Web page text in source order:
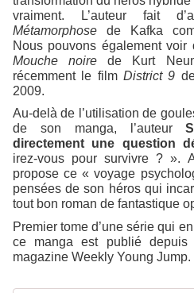
vraiment. L’auteur fait
Métamorphose de Kafka
Nous pouvons également voir
Mouche noire de Kurt
récemment le film District 9
2009.
Au-delà de l’utilisation de
de son manga, l’auteur
directement une question
irez-vous pour survivre ? ».
propose ce « voyage
pensées de son héros qui
tout bon roman de fantastique
Premier tome d’une série qui
ce manga est publié
magazine Weekly Young Jump.